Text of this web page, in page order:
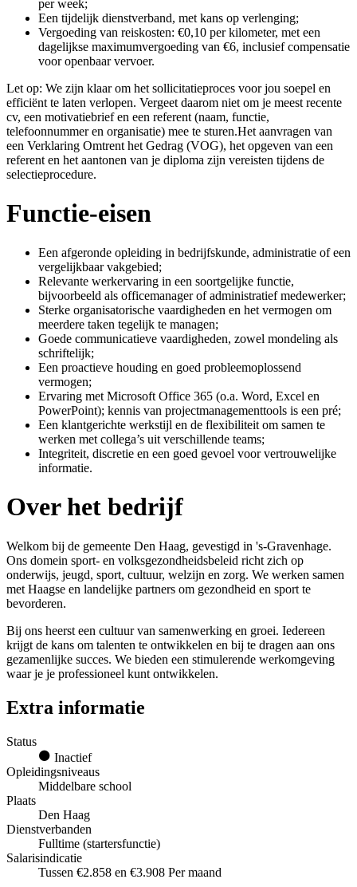
per week;
Een tijdelijk dienstverband, met kans op verlenging;
Vergoeding van reiskosten: €0,10 per kilometer, met een
dagelijkse maximumvergoeding van €6, inclusief compensatie
voor openbaar vervoer.
Let op: We zijn klaar om het sollicitatieproces voor jou soepel en
efficiënt te laten verlopen. Vergeet daarom niet om je meest recente
cv, een motivatiebrief en een referent (naam, functie,
telefoonnummer en organisatie) mee te sturen.Het aanvragen van
een Verklaring Omtrent het Gedrag (VOG), het opgeven van een
referent en het aantonen van je diploma zijn vereisten tijdens de
selectieprocedure.
Functie-eisen
Een afgeronde opleiding in bedrijfskunde, administratie of een
vergelijkbaar vakgebied;
Relevante werkervaring in een soortgelijke functie,
bijvoorbeeld als officemanager of administratief medewerker;
Sterke organisatorische vaardigheden en het vermogen om
meerdere taken tegelijk te managen;
Goede communicatieve vaardigheden, zowel mondeling als
schriftelijk;
Een proactieve houding en goed probleemoplossend
vermogen;
Ervaring met Microsoft Office 365 (o.a. Word, Excel en
PowerPoint); kennis van projectmanagementtools is een pré;
Een klantgerichte werkstijl en de flexibiliteit om samen te
werken met collega’s uit verschillende teams;
Integriteit, discretie en een goed gevoel voor vertrouwelijke
informatie.
Over het bedrijf
Welkom bij de gemeente Den Haag, gevestigd in 's-Gravenhage.
Ons domein sport- en volksgezondheidsbeleid richt zich op
onderwijs, jeugd, sport, cultuur, welzijn en zorg. We werken samen
met Haagse en landelijke partners om gezondheid en sport te
bevorderen.
Bij ons heerst een cultuur van samenwerking en groei. Iedereen
krijgt de kans om talenten te ontwikkelen en bij te dragen aan ons
gezamenlijke succes. We bieden een stimulerende werkomgeving
waar je je professioneel kunt ontwikkelen.
Extra informatie
Status
Inactief
Opleidingsniveaus
Middelbare school
Plaats
Den Haag
Dienstverbanden
Fulltime (startersfunctie)
Salarisindicatie
Tussen €2.858 en €3.908 Per maand